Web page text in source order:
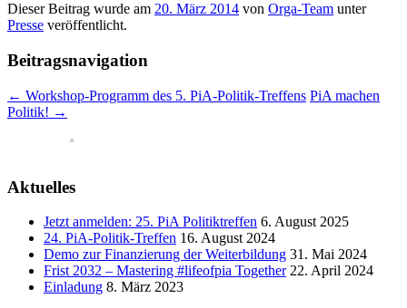
Dieser Beitrag wurde am 20. März 2014 von Orga-Team unter
Presse veröffentlicht.
Beitragsnavigation
← Workshop-Programm des 5. PiA-Politik-Treffens PiA machen
Politik! →
Aktuelles
Jetzt anmelden: 25. PiA Politiktreffen 6. August 2025
24. PiA-Politik-Treffen 16. August 2024
Demo zur Finanzierung der Weiterbildung 31. Mai 2024
Frist 2032 – Mastering #lifeofpia Together 22. April 2024
Einladung 8. März 2023